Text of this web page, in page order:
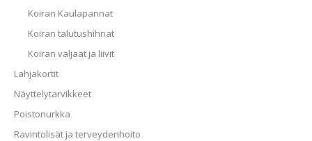
Koiran Kaulapannat
Koiran talutushihnat
Koiran valjaat ja liivit
Lahjakortit
Näyttelytarvikkeet
Poistonurkka
Ravintolisät ja terveydenhoito